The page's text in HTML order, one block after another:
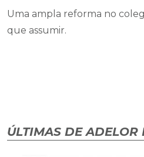
Uma ampla reforma no
que assumir.
ÚLTIMAS DE ADELOR